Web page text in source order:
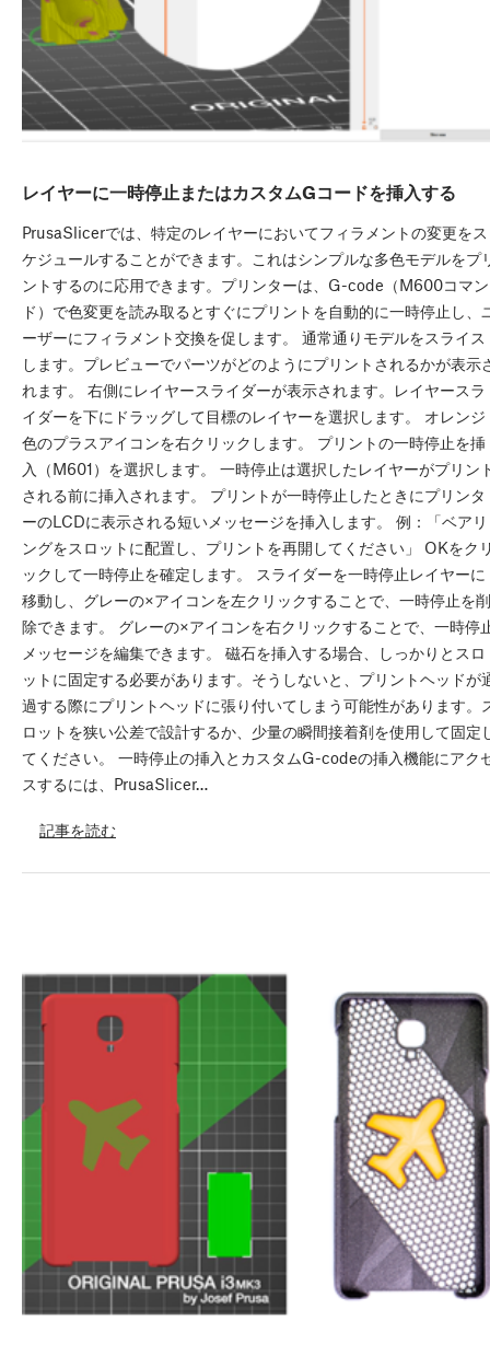
レイヤーに一時停止またはカスタムGコードを挿入する
PrusaSlicerでは、特定のレイヤーにおいてフィラメントの変更をス
ケジュールすることができます。これはシンプルな多色モデルをプ
ントするのに応用できます。プリンターは、G-code（M600コマン
ド）で色変更を読み取るとすぐにプリントを自動的に一時停止し、
ーザーにフィラメント交換を促します。 通常通りモデルをスライス
します。プレビューでパーツがどのようにプリントされるかが表示
れます。 右側にレイヤースライダーが表示されます。レイヤースラ
イダーを下にドラッグして目標のレイヤーを選択します。 オレンジ
色のプラスアイコンを右クリックします。 プリントの一時停止を挿
入（M601）を選択します。 一時停止は選択したレイヤーがプリン
される前に挿入されます。 プリントが一時停止したときにプリンタ
ーのLCDに表示される短いメッセージを挿入します。 例：「ベアリ
ングをスロットに配置し、プリントを再開してください」 OKをク
ックして一時停止を確定します。 スライダーを一時停止レイヤーに
移動し、グレーの×アイコンを左クリックすることで、一時停止を削
除できます。 グレーの×アイコンを右クリックすることで、一時停
メッセージを編集できます。 磁石を挿入する場合、しっかりとスロ
ットに固定する必要があります。そうしないと、プリントヘッドが
過する際にプリントヘッドに張り付いてしまう可能性があります。
ロットを狭い公差で設計するか、少量の瞬間接着剤を使用して固定
てください。 一時停止の挿入とカスタムG-codeの挿入機能にアク
スするには、PrusaSlicer…
記事を読む